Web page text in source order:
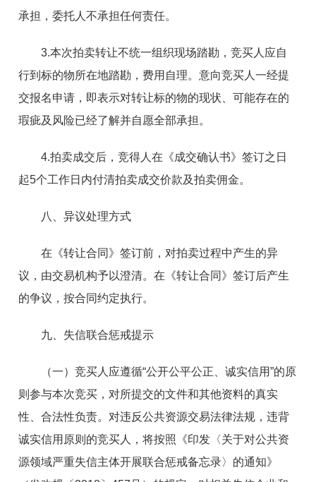
承担，委托人不承担任何责任。
3.本次拍卖转让不统一组织现场踏勘，竞买人应自
行到标的物所在地踏勘，费用自理。意向竞买人一经提
交报名申请，即表示对转让标的物的现状、可能存在的
瑕疵及风险已经了解并自愿全部承担。
4.拍卖成交后，竞得人在《成交确认书》签订之日
起5个工作日内付清拍卖成交价款及拍卖佣金。
八、异议处理方式
在《转让合同》签订前，对拍卖过程中产生的异
议，由交易机构予以澄清。在《转让合同》签订后产生
的争议，按合同约定执行。
九、失信联合惩戒提示
（一）竞买人应遵循“公开公平公正、诚实信用”的原
则参与本次竞买，对所提交的文件和其他资料的真实
性、合法性负责。对违反公共资源交易法律法规，违背
诚实信用原则的竞买人，将按照《印发〈关于对公共资
源领域严重失信主体开展联合惩戒备忘录〉的通知》